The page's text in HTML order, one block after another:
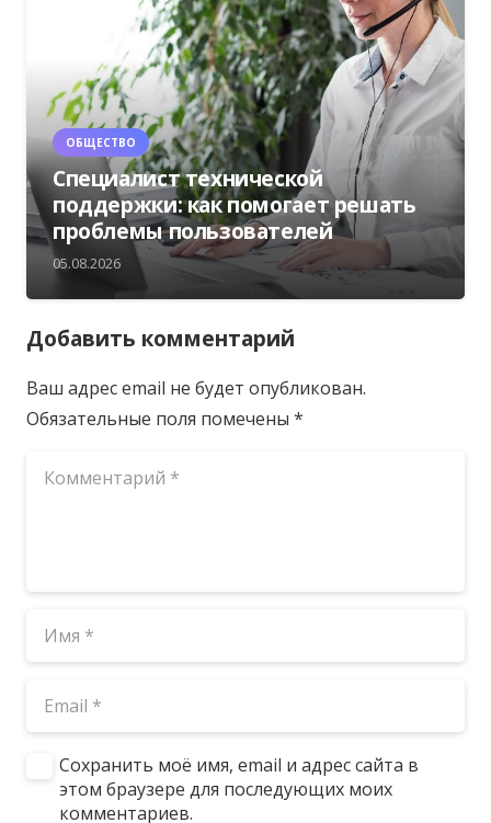
ОБЩЕСТВО
Специалист технической
поддержки: как помогает решать
проблемы пользователей
05.08.2026
Добавить комментарий
Ваш адрес email не будет опубликован.
Обязательные поля помечены *
Сохранить моё имя, email и адрес сайта в
этом браузере для последующих моих
комментариев.